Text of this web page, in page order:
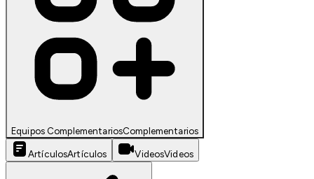
Equipos ComplementariosComplementarios
ArtículosArtículos VideosVideos